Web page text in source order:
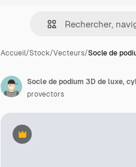
Accueil/Stock/Vecteurs/Socle de
Premium
provectors